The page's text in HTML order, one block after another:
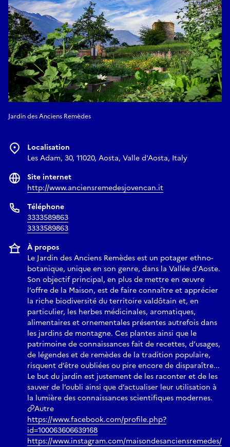
Jardin des Anciens Remèdes
Localisation
Les Adam, 30, 11020, Aosta, Valle d'Aosta, Italy
Site internet
http://www.anciensremedesjovencan.it
Téléphone
3333589863
3333589863
À propos
Le Jardin des Anciens Remèdes est un potager ethno-
botanique, unique en son genre, dans la Vallée d’Aoste.
Son objectif principal, en plus de mettre en œuvre
l’offre de la Maison, est de faire connaître et apprécier
la riche biodiversité du territoire valdôtain et, en
particulier, les herbes médicinales, aromatiques,
alimentaires et ornementales présentes autrefois dans
les jardins de montagne. Ces plantes ainsi que le
patrimoine de connaissances fait de recettes, d’usages,
de légendes et de remèdes de la tradition populaire,
risquent d’être oubliées ou pire encore de disparaître...
Le but du jardin est justement de les raconter et de les
sauver de l’oubli ainsi que d’actualiser leur utilisation à
la lumière des connaissances scientifiques modernes.
Autre
https://www.facebook.com/profile.php?
id=100063606639168
https://www.instagram.com/maisondesanciensremedes/